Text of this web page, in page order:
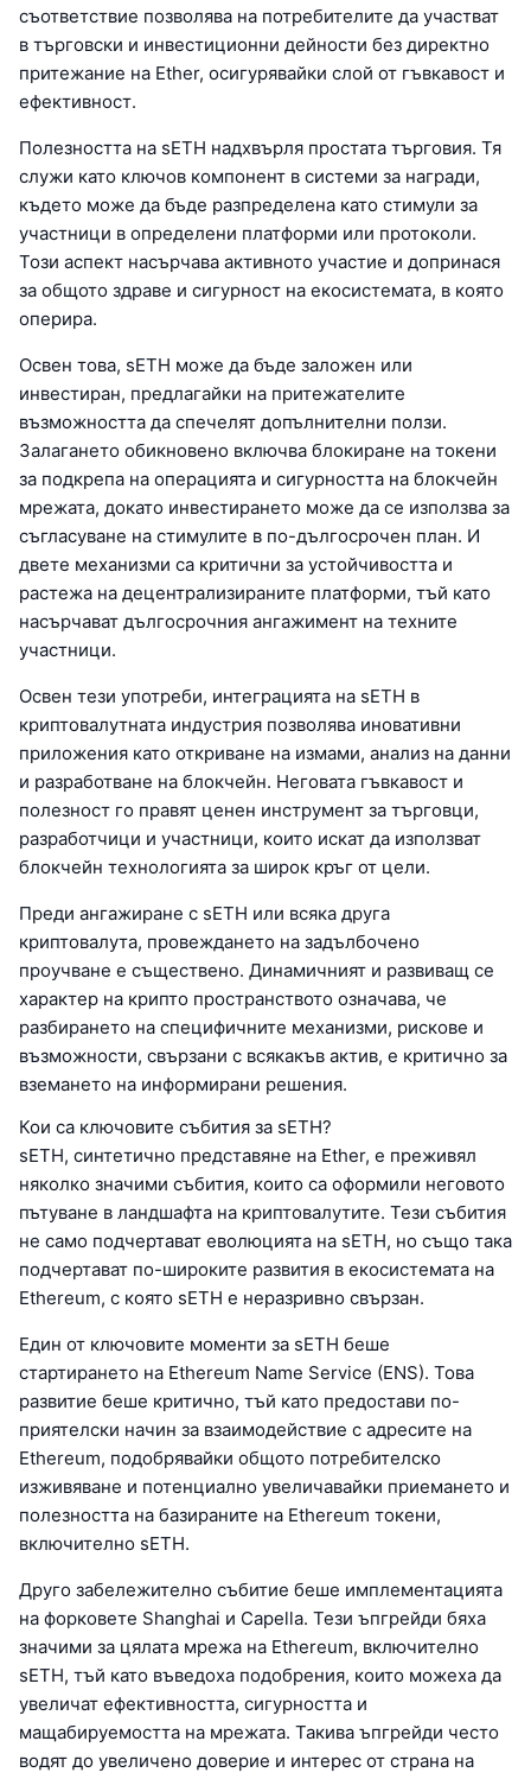
съответствие позволява на потребителите да участват
в търговски и инвестиционни дейности без директно
притежание на Ether, осигурявайки слой от гъвкавост и
ефективност.
Полезността на sETH надхвърля простата търговия. Тя
служи като ключов компонент в системи за награди,
където може да бъде разпределена като стимули за
участници в определени платформи или протоколи.
Този аспект насърчава активното участие и допринася
за общото здраве и сигурност на екосистемата, в която
оперира.
Освен това, sETH може да бъде заложен или
инвестиран, предлагайки на притежателите
възможността да спечелят допълнителни ползи.
Залагането обикновено включва блокиране на токени
за подкрепа на операцията и сигурността на блокчейн
мрежата, докато инвестирането може да се използва за
съгласуване на стимулите в по-дългосрочен план. И
двете механизми са критични за устойчивостта и
растежа на децентрализираните платформи, тъй като
насърчават дългосрочния ангажимент на техните
участници.
Освен тези употреби, интеграцията на sETH в
криптовалутната индустрия позволява иновативни
приложения като откриване на измами, анализ на данни
и разработване на блокчейн. Неговата гъвкавост и
полезност го правят ценен инструмент за търговци,
разработчици и участници, които искат да използват
блокчейн технологията за широк кръг от цели.
Преди ангажиране с sETH или всяка друга
криптовалута, провеждането на задълбочено
проучване е съществено. Динамичният и развиващ се
характер на крипто пространството означава, че
разбирането на специфичните механизми, рискове и
възможности, свързани с всякакъв актив, е критично за
вземането на информирани решения.
Кои са ключовите събития за sETH?
sETH, синтетично представяне на Ether, е преживял
няколко значими събития, които са оформили неговото
пътуване в ландшафта на криптовалутите. Тези събития
не само подчертават еволюцията на sETH, но също така
подчертават по-широките развития в екосистемата на
Ethereum, с която sETH е неразривно свързан.
Един от ключовите моменти за sETH беше
стартирането на Ethereum Name Service (ENS). Това
развитие беше критично, тъй като предостави по-
приятелски начин за взаимодействие с адресите на
Ethereum, подобрявайки общото потребителско
изживяване и потенциално увеличавайки приемането и
полезността на базираните на Ethereum токени,
включително sETH.
Друго забележително събитие беше имплементацията
на форковете Shanghai и Capella. Тези ъпгрейди бяха
значими за цялата мрежа на Ethereum, включително
sETH, тъй като въведоха подобрения, които можеха да
увеличат ефективността, сигурността и
мащабируемостта на мрежата. Такива ъпгрейди често
водят до увеличено доверие и интерес от страна на